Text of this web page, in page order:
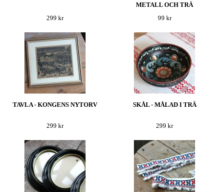
299 kr
METALL OCH TRÄ
99 kr
TAVLA - KONGENS NYTORV
299 kr
SKÅL - MÅLAD I TRÄ
299 kr